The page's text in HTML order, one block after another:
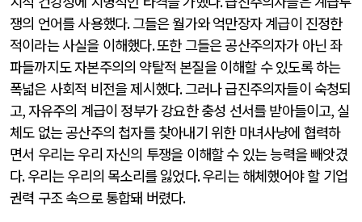
쟁의 언어를 사용했다.그들은 월가와 억만장자 계급이 진정한
적이라는 사실을 이해했다.또한 그들은 공산주의자가 아닌 좌
파들까지도 자본주의의 약탈적 본질을 이해할 수 있도록 하는
폭넓은 사회적 비전을 제시했다.그러나 급진주의자들이 숙청되
고,자유주의 계급이 정부가 강요한 충성 선서를 받아들이고, 실
체도 없는 공산주의 첩자를 찾아내기 위한 마녀사냥에 협력하
면서 우리는 우리 자신의 투쟁을 이해할 수 있는 능력을 빼앗겼
다.우리는 우리의 목소리를 잃었다.우리는 해체했어야 할 기업
권력 구조 속으로 통합돼 버렸다.